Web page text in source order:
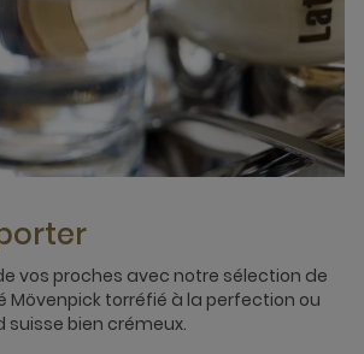
vos proches avec notre sélection de
Mövenpick torréfié à la perfection ou
bien crémeux.